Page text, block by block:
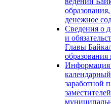
денежное
Сведения о
и
Главы
образования
Информация
заработной